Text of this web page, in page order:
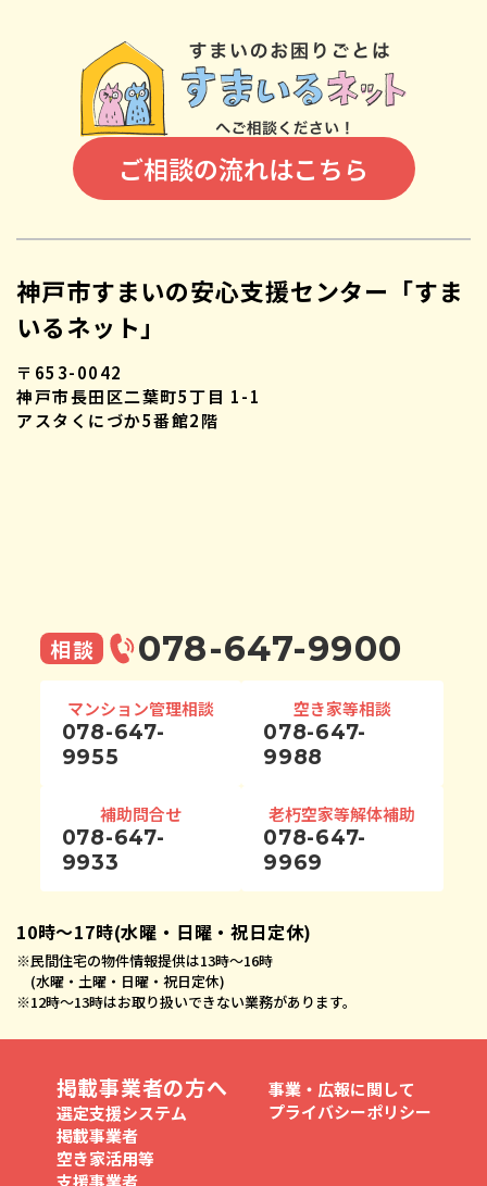
ご相談の流れはこちら
神戸市すまいの安心支援センター「すま
いるネット」
〒653-0042
神戸市長田区二葉町5丁目 1-1
アスタくにづか5番館2階
相談 078-647-9900
マンション管理相談
078-647-
9955
空き家等相談
078-647-
9988
補助問合せ
078-647-
9933
老朽空家等解体補助
078-647-
9969
10時〜17時(水曜・日曜・祝日定休)
※民間住宅の物件情報提供は13時〜16時
(水曜・土曜・日曜・祝日定休)
※12時〜13時はお取り扱いできない業務があります。
掲載事業者の方へ
選定支援システム
掲載事業者
空き家活用等
事業・広報に関して
プライバシーポリシー